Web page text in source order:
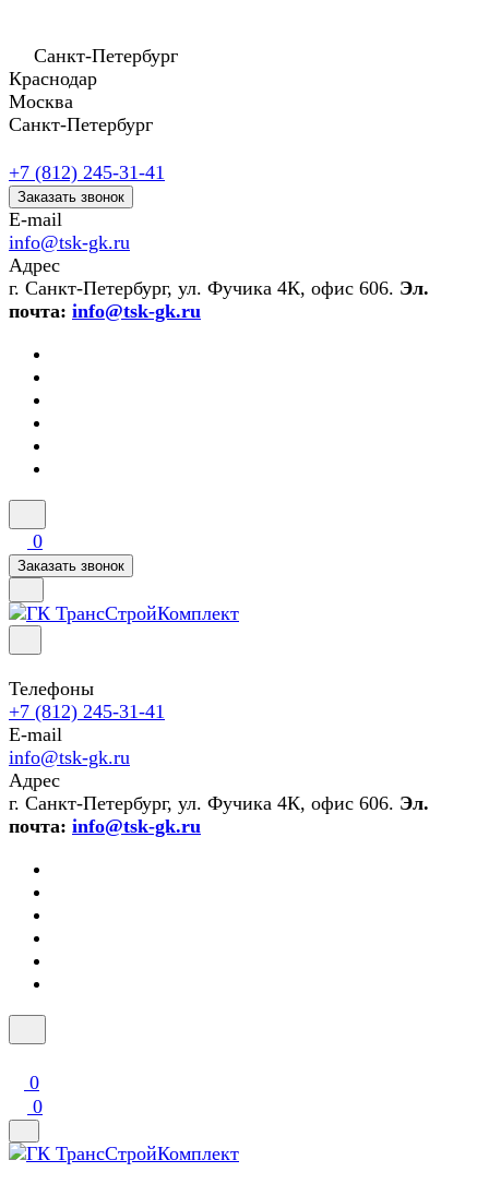
Санкт-Петербург
Краснодар
Москва
Санкт-Петербург
+7 (812) 245-31-41
Заказать звонок
E-mail
info@tsk-gk.ru
Адрес
г. Санкт-Петербург, ул. Фучика 4К, офис 606. Эл.
почта: info@tsk-gk.ru
0
Заказать звонок
Телефоны
+7 (812) 245-31-41
E-mail
info@tsk-gk.ru
Адрес
г. Санкт-Петербург, ул. Фучика 4К, офис 606. Эл.
почта: info@tsk-gk.ru
0
0